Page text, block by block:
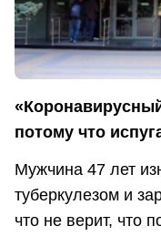
потому что
Мужчина 47 лет
туберкулезом и
что не верит, что